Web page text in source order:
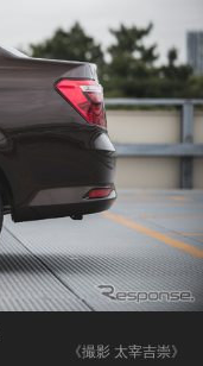
《撮影 太宰吉崇》